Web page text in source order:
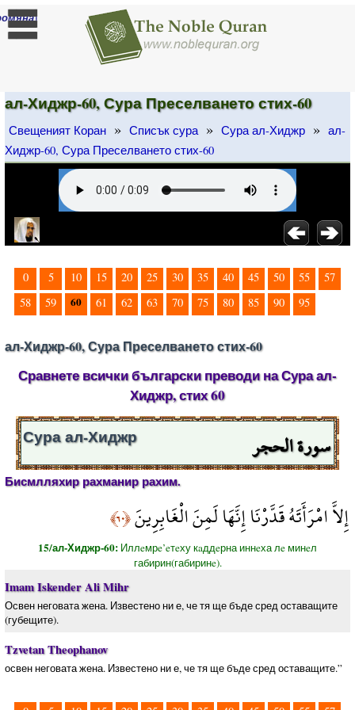
]
ал-Хиджр-60, Сура Преселването стих-60
Свещеният Коран » Списък сура » Сура ал-Хиджр » ал-
Хиджр-60, Сура Преселването стих-60
0 5 10 15 20 25 30 35 40 45 50 55
57
58
59 60 61 62 63 70 75 80 85 90 95
ал-Хиджр-60, Сура Преселването стих-60
Сравнете всички български преводи на Сура ал-
Хиджр, стих 60
سورة الحجر Сура ал-Хиджр
Бисмлляхир рахманир рахим.
إِلاَّ امْرَأَتَهُ قَدَّرْنَا إِنَّهَا لَمِنَ الْغَابِرِينَ﴿٦٠﴾
15/ал-Хиджр-60: Иллeмрe’eтeху кaддeрна иннeха лe минeл
габирин(габиринe).
Imam Iskender Ali Mihr
Освен неговата жена. Известено ни е, че тя ще бъде сред оставащите
(губещите).
Tzvetan Theophanov
освен неговата жена. Известено ни е, че тя ще бъде сред оставащите.”